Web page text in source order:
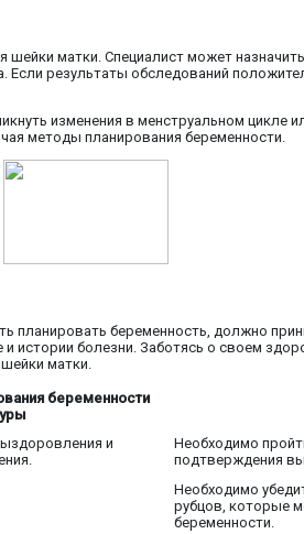
матки. Специалист может
результаты обследований
изменения в менструальном цикле
методы планирования беременности.
планировать беременность, должно
болезни. Заботясь о своем
матки.
беременности
и
Необходимо
подтверждения
Необходимо
рубцов, которые
беременности.